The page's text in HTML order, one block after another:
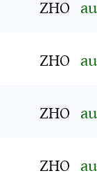
ZHO
ZHO
ZHO
ZHO